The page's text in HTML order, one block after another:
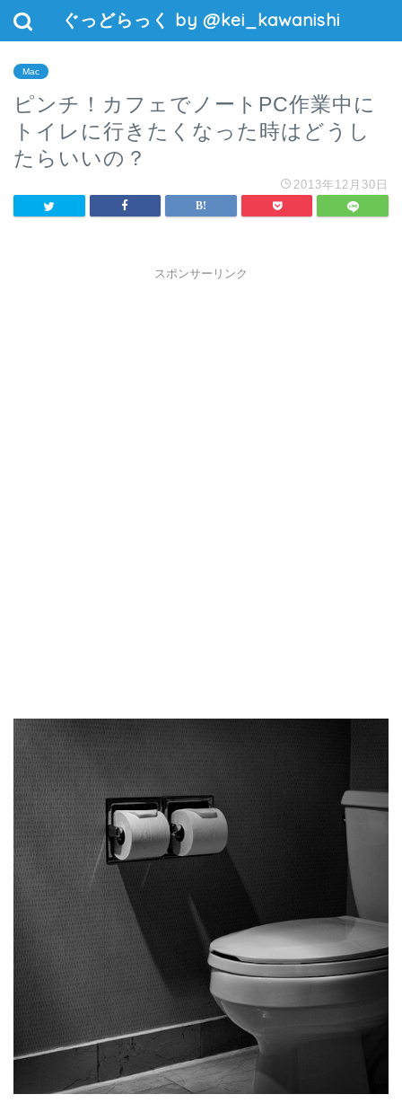
ぐっどらっく by @kei_kawanishi
Mac
ピンチ！カフェでノートPC作業中に
トイレに行きたくなった時はどうし
たらいいの？
2013年12月30日
スポンサーリンク